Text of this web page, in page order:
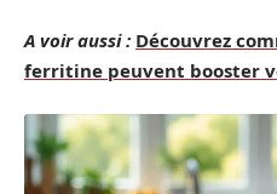
A voir aussi : Découvrez
ferritine peuvent booster